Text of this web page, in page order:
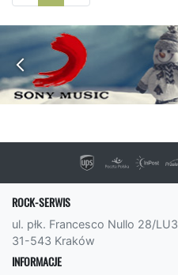
ROCK-SERWIS
ul. płk. Francesco Nullo 28/LU3
31-543 Kraków
INFORMACJE